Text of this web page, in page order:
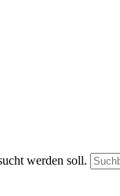
werden soll.